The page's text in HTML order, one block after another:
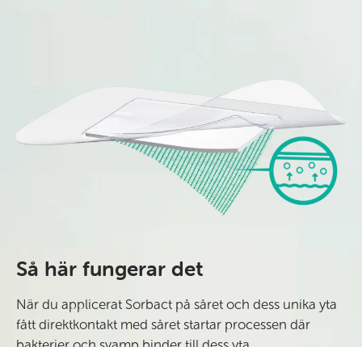
Så här fungerar det
När du applicerat Sorbact på såret och dess unika yta
fått direktkontakt med såret startar processen där